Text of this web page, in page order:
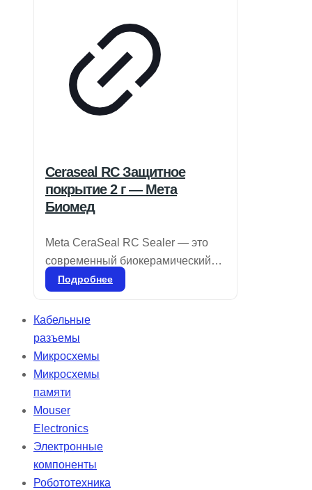
Ceraseal RC Защитное
покрытие 2 г — Мета
Биомед
Meta CeraSeal RC Sealer — это
современный биокерамический
герметик, обладающий
свойствами. Он обеспечивает
надежную герметизацию,
предотвращая попадание влаги и
бактерий в дентинные канальцы
благодаря кристаллизации
гидроксида кальция. CeraSeal
гарантирует идеальную плотность
в корневом канале и отличается
высокой стабильностью, не
сжимаясь и не расширяясь.
Подробнее
Кабельные
разъемы
Микросхемы
Микросхемы
памяти
Mouser
Electronics
Электронные
компоненты
Робототехника